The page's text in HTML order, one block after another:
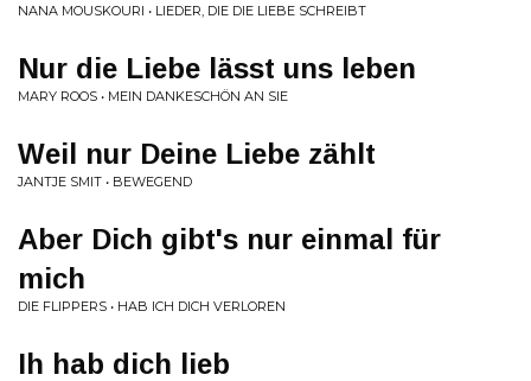
NANA MOUSKOURI • LIEDER, DIE DIE LIEBE SCHREIBT
Nur die Liebe lässt uns leben
MARY ROOS • MEIN DANKESCHÖN AN SIE
Weil nur Deine Liebe zählt
JANTJE SMIT • BEWEGEND
Aber Dich gibt's nur einmal für
mich
DIE FLIPPERS • HAB ICH DICH VERLOREN
Ih hab dich lieb